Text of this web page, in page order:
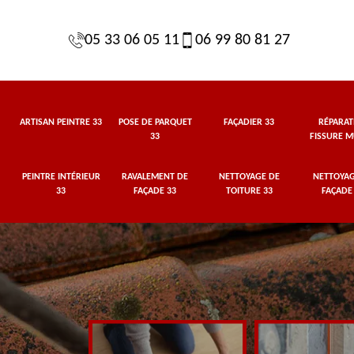
05 33 06 05 11 06 99 80 81 27
ARTISAN PEINTRE 33
POSE DE PARQUET
33
FAÇADIER 33
FISSURE
PEINTRE INTÉRIEUR
33
RAVALEMENT DE
FAÇADE 33
NETTOYAGE DE
TOITURE 33